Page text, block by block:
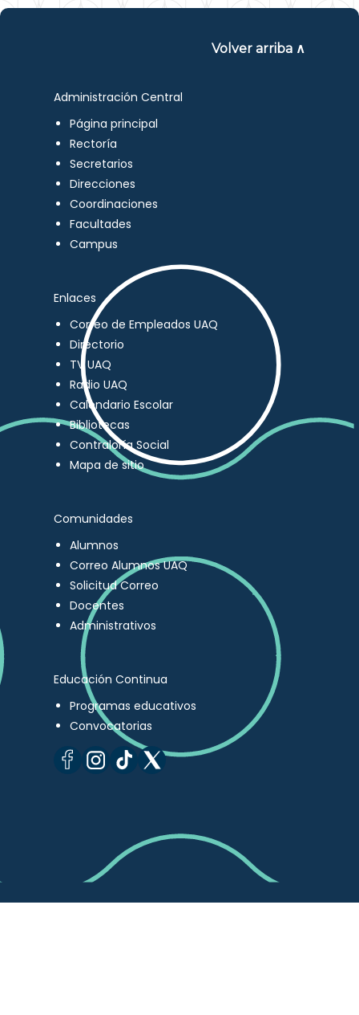
Volver arriba ∧
Administración Central
Página principal
Rectoría
Secretarios
Direcciones
Coordinaciones
Facultades
Campus
Enlaces
Correo de Empleados UAQ
Directorio
TV UAQ
Radio UAQ
Calendario Escolar
Bibliotecas
Contraloría Social
Mapa de sitio
Comunidades
Alumnos
Correo Alumnos UAQ
Solicitud Correo
Docentes
Administrativos
Educación Continua
Programas educativos
Convocatorias